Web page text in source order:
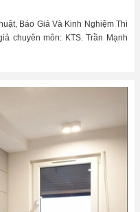
Báo Giá Và Kinh Nghiệm Thi
chuyên môn: KTS. Trần Mạnh